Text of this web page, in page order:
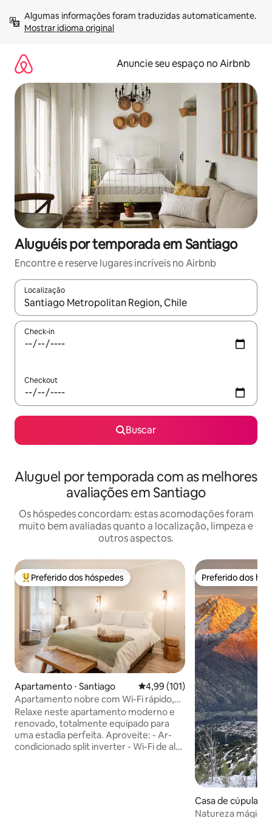
para
Mostrar idioma original
Anuncie seu espaço no Airbnb
Aluguéis por temporada em Santiago
Encontre e reserve lugares incríveis no Airbnb
Localização
Quando os resultados estiverem disponíveis, explore-os
Check-in
Checkout
Buscar
Aluguel por temporada com as melhores
avaliações em Santiago
Os hóspedes concordam: estas acomodações foram
muito bem avaliadas quanto a localização, limpeza e
outros aspectos.
Entre os melhores preferidos dos hóspedes
Preferido dos hóspedes
Apartamento ⋅ Santiago 4,99 de uma avaliação média de
4,99 (101)
Apartamento nobre com Wi-Fi rápido,
ar-condicionado, limpeza para estadias
longas - Lastarria
Relaxe neste apartamento moderno e
renovado, totalmente equipado para
uma estadia perfeita. Aproveite: - Ar-
condicionado split inverter - Wi-Fi de alta
Preferido dos
Preferido dos
Casa de cúpula ⋅
Natureza mágica